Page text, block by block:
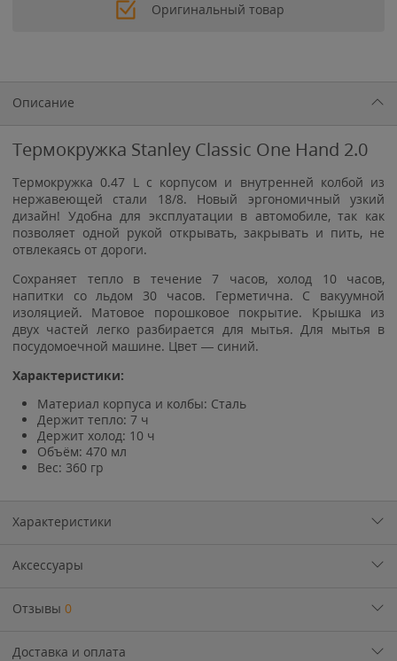
Оригинальный товар
Описание
Термокружка Stanley Classic One Hand 2.0
Термокружка 0.47 L c корпусом и внутренней колбой из
нержавеющей стали 18/8. Новый эргономичный узкий
дизайн! Удобна для эксплуатации в автомобиле, так как
позволяет одной рукой открывать, закрывать и пить, не
отвлекаясь от дороги.
Сохраняет тепло в течение 7 часов, холод 10 часов,
напитки со льдом 30 часов. Герметична. С вакуумной
изоляцией. Матовое порошковое покрытие. Крышка из
двух частей легко разбирается для мытья. Для мытья в
посудомоечной машине. Цвет — синий.
Характеристики:
Материал корпуса и колбы: Сталь
Держит тепло: 7 ч
Держит холод: 10 ч
Объём: 470 мл
Вес: 360 гр
Характеристики
Аксессуары
Отзывы 0
Доставка и оплата